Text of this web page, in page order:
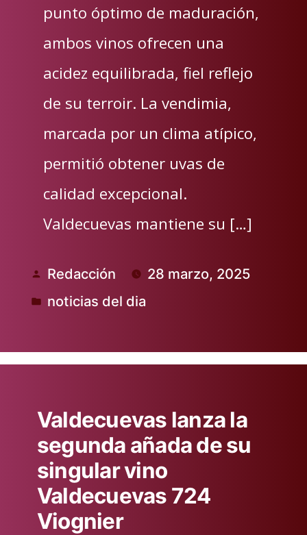
punto óptimo de maduración,
ambos vinos ofrecen una
acidez equilibrada, fiel reflejo
de su terroir. La vendimia,
marcada por un clima atípico,
permitió obtener uvas de
calidad excepcional.
Valdecuevas mantiene su […]
Publicado
por
Redacción 28 marzo, 2025
Publicado
noticias del dia
Valdecuevas lanza la
segunda añada de su
singular vino
Valdecuevas 724
Viognier